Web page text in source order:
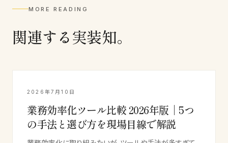
MORE READING
関連する実装知。
2026年7月10日
業務効率化ツール比較 2026年版｜5つ
の手法と選び方を現場目線で解説